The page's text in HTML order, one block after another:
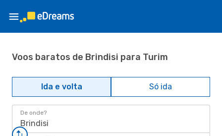
Voos baratos de Brindisi para Turim
Ida e volta Só ida
De onde?
Brindisi